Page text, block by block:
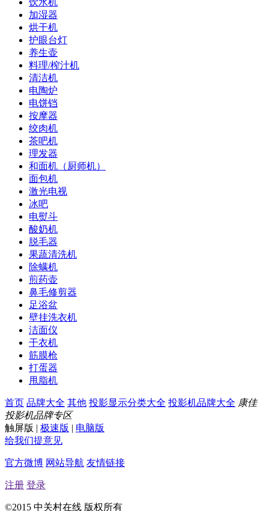
饮水机
加湿器
烘干机
护眼台灯
养生壶
料理/榨汁机
清洁机
电陶炉
电饼铛
按摩器
绞肉机
茶吧机
理发器
和面机（厨师机）
面包机
激光电视
冰吧
电熨斗
酸奶机
脱毛器
果蔬清洗机
除螨机
煎药壶
鼻毛修剪器
足浴盆
壁挂洗衣机
洁面仪
干衣机
筋膜枪
打蛋器
甩脂机
首页 品牌大全 其他 投影显示分类大全 投影机品牌大全 康佳
投影机品牌专区
触屏版 | 极速版 | 电脑版
给我们提意见
官方微博 网站导航 友情链接
注册 登录
©2015 中关村在线 版权所有